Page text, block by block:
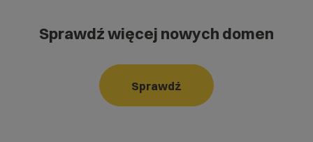
Sprawdź więcej nowych domen
Sprawdź